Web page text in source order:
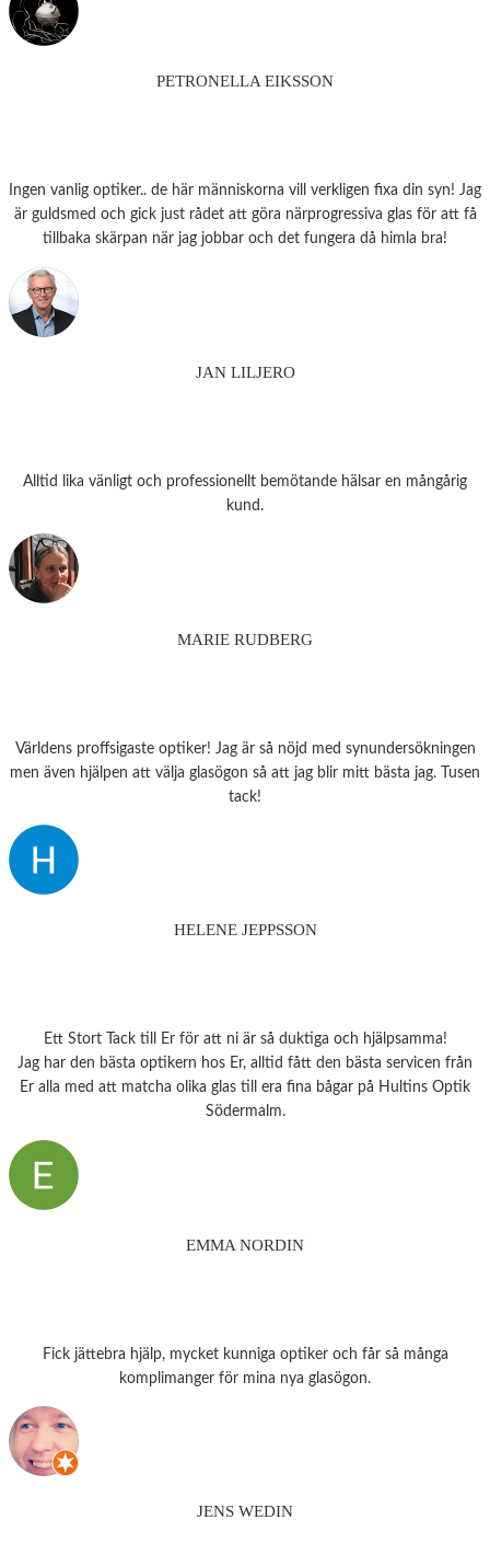
PETRONELLA EIKSSON
Ingen vanlig optiker.. de här människorna vill verkligen fixa din syn! Jag
är guldsmed och gick just rådet att göra närprogressiva glas för att få
tillbaka skärpan när jag jobbar och det fungera då himla bra!
JAN LILJERO
Alltid lika vänligt och professionellt bemötande hälsar en mångårig
kund.
MARIE RUDBERG
Världens proffsigaste optiker! Jag är så nöjd med synundersökningen
men även hjälpen att välja glasögon så att jag blir mitt bästa jag. Tusen
tack!
HELENE JEPPSSON
Ett Stort Tack till Er för att ni är så duktiga och hjälpsamma!
Jag har den bästa optikern hos Er, alltid fått den bästa servicen från
Er alla med att matcha olika glas till era fina bågar på Hultins Optik
Södermalm.
EMMA NORDIN
Fick jättebra hjälp, mycket kunniga optiker och får så många
komplimanger för mina nya glasögon.
JENS WEDIN